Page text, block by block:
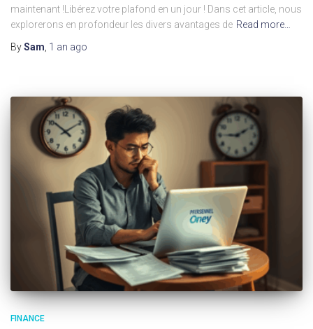
maintenant !Libérez votre plafond en un jour ! Dans cet article, nous
explorerons en profondeur les divers avantages de Read more…
BySam 1 an ago
FINANCE